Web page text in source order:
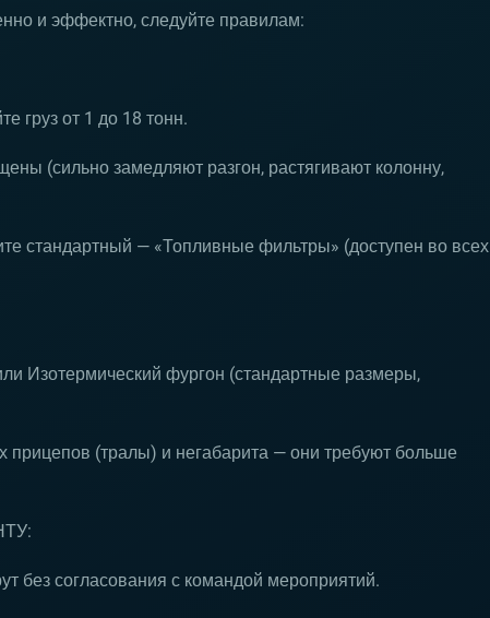
и эффектно, следуйте правилам:
груз от 1 до 18 тонн.
(сильно замедляют разгон, растягивают колонну,
стандартный — «Топливные фильтры» (доступен во всех
Изотермический фургон (стандартные размеры,
прицепов (тралы) и негабарита — они требуют больше
без согласования с командой мероприятий.